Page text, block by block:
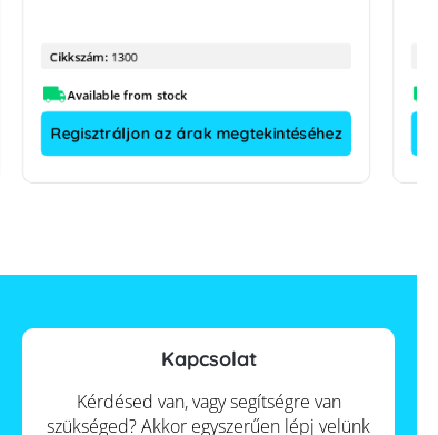
Cikkszám: 1300
Available from stock
Regisztráljon az árak megtekintéséhez
Kapcsolat
Kérdésed van, vagy segítségre van
szükséged? Akkor egyszerűen lépj velünk